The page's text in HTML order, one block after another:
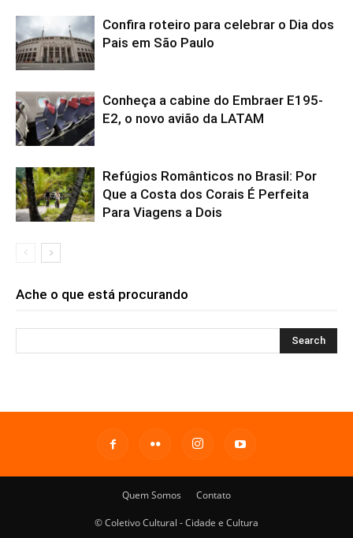
Confira roteiro para celebrar o Dia dos
Pais em São Paulo
Conheça a cabine do Embraer E195-
E2, o novo avião da LATAM
Refúgios Românticos no Brasil: Por
Que a Costa dos Corais É Perfeita
Para Viagens a Dois
Ache o que está procurando
Quem Somos Contato
© Coletivo Cultural - Cidade e Cultura